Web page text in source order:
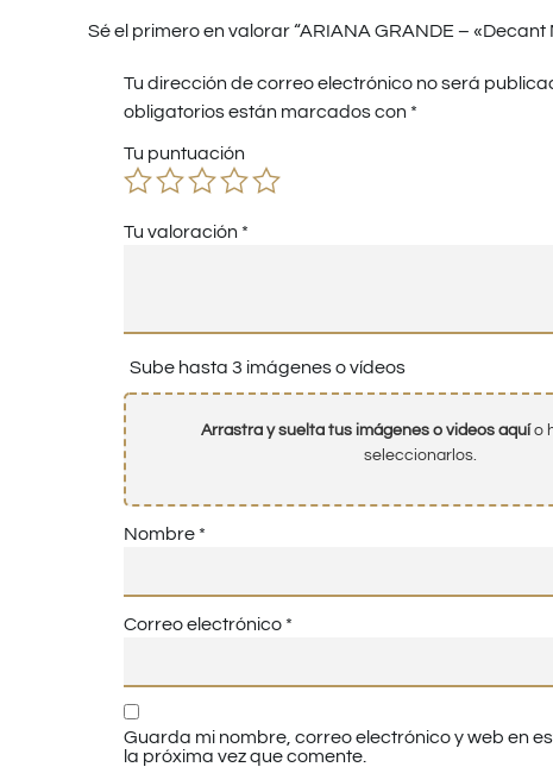
Sé el primero en valorar “ARIANA GRANDE – «Decant
Tu dirección de correo electrónico no será
obligatorios están marcados con *
Tu puntuación
Tu valoración *
Sube hasta 3 imágenes o vídeos
Arrastra y suelta tus imágenes o videos aquío
seleccionarlos.
Nombre *
Correo electrónico *
Guarda mi nombre, correo electrónico y web en
la próxima vez que comente.